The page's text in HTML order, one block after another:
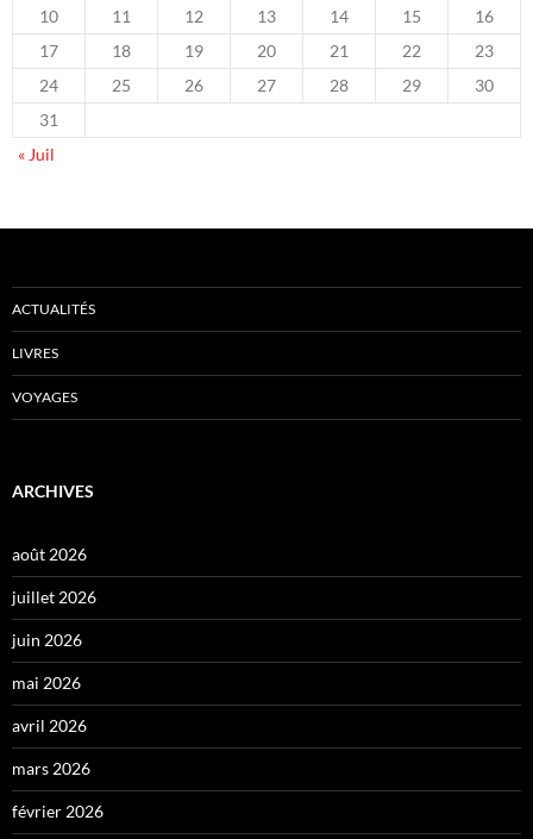
10
11 12 13 14 15
16
17
18 19 20 21 22
23
24
25 26 27 28 29
30
31
« Juil
ACTUALITÉS
LIVRES
VOYAGES
ARCHIVES
août 2026
juillet 2026
juin 2026
mai 2026
avril 2026
mars 2026
février 2026